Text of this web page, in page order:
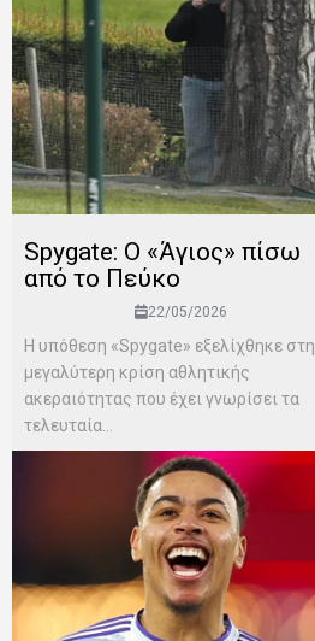
Spygate: Ο «Άγιος» πίσω
από το Πεύκο
22/05/2026
Η υπόθεση «Spygate» εξελίχθηκε στη
μεγαλύτερη κρίση αθλητικής
ακεραιότητας που έχει γνωρίσει τα
τελευταία...